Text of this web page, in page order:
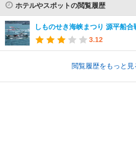
ホテルやスポットの閲覧履歴
しものせき海峡まつり 源平船合
3.12
閲覧履歴をもっと見